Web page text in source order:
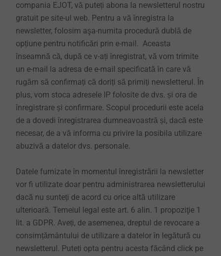
compania EJOT, vă puteți abona la newsletterul nostru
gratuit pe site-ul web. Pentru a vă înregistra la
newsletter, folosim aşa-numita procedură dublă de
opțiune pentru notificări prin e-mail. Aceasta
înseamnă că, după ce v-ați înregistrat, vă vom trimite
un e-mail la adresa de e-mail specificată în care vă
rugăm să confirmați că doriți să primiți newsletterul. În
plus, vom stoca adresele IP folosite de dvs. și ora de
înregistrare și confirmare. Scopul procedurii este acela
de a dovedi înregistrarea dumneavoastră și, dacă este
necesar, de a vă informa cu privire la posibila utilizare
abuzivă a datelor dvs. personale.
Datele furnizate în momentul înregistrării la newsletter
vor fi utilizate doar pentru administrarea newsletterului
dacă nu sunteți de acord cu orice altă utilizare
ulterioară. Temeiul legal este art. 6 alin. 1 propoziţie 1
lit. a GDPR. Aveți, de asemenea, dreptul de revocare a
consimțământului de utilizare a datelor în legătură cu
newsletterul. Puteți opta pentru acesta făcând click pe